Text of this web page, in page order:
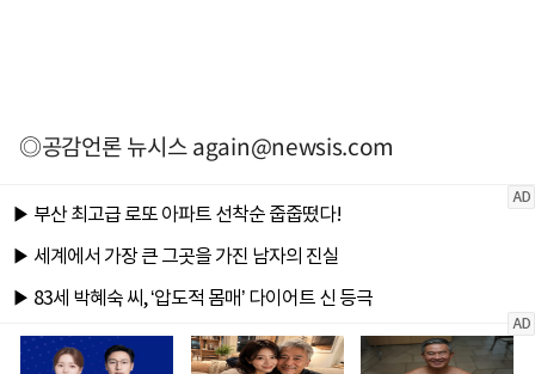
◎공감언론 뉴시스again@newsis.com